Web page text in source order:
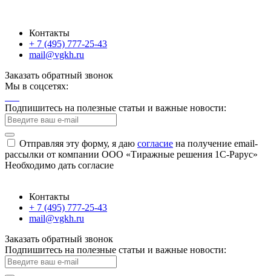
Контакты
+ 7 (495) 777-25-43
mail@vgkh.ru
Заказать обратный звонок
Мы в соцсетях:
Подпишитесь на полезные статьи и важные новости:
Отправляя эту форму, я даю согласие на получение email-
рассылки от компании ООО «Тиражные решения 1С-Рарус»
Необходимо дать согласие
Контакты
+ 7 (495) 777-25-43
mail@vgkh.ru
Заказать обратный звонок
Подпишитесь на полезные статьи и важные новости: